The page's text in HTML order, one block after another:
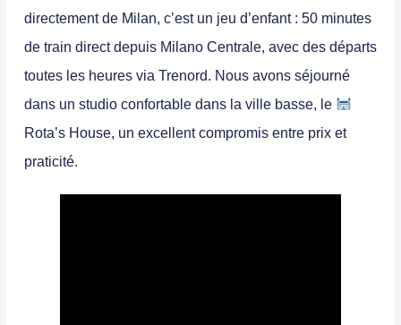
directement de Milan, c’est un jeu d’enfant : 50 minutes
de train direct depuis Milano Centrale, avec des départs
toutes les heures via Trenord. Nous avons séjourné
dans un studio confortable dans la ville basse, le
Rota’s House, un excellent compromis entre prix et
praticité.